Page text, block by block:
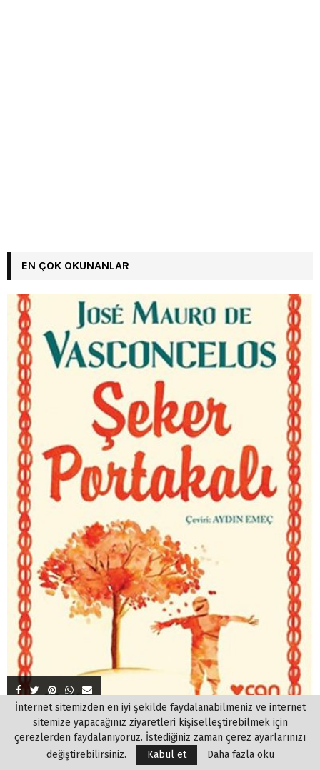
EN ÇOK OKUNANLAR
Şeker Portakalı (Ciltsiz)
06/06/2020 4
Şeker Portakalı José Mauro de Vasconcelos, 26 Şubat l920’de, Rio
İnternet sitemizden en iyi şekilde faydalanabilmeniz ve internet
sitemize yapacağınız ziyaretleri kişiselleştirebilmek için
çerezlerden faydalanıyoruz. İstediğiniz zaman çerez ayarlarınızı
değiştirebilirsiniz.
Kabul et Daha fazla oku